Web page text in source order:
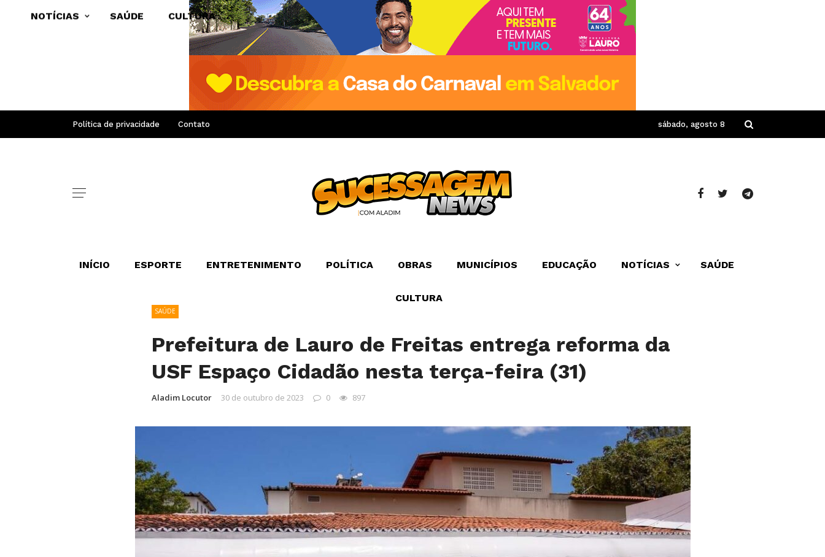
Política de privacidade Contato sábado, agosto 8
INÍCIO ESPORTE ENTRETENIMENTO POLÍTICA OBRAS MUNICÍPIOS EDUCAÇÃO NOTÍCIAS SAÚDE
CULTURA
NOTÍCIAS SAÚDE CULTURA
SAÚDE
Prefeitura de Lauro de Freitas entrega reforma da
USF Espaço Cidadão nesta terça-feira (31)
Aladim Locutor 30 de outubro de 2023 0 897